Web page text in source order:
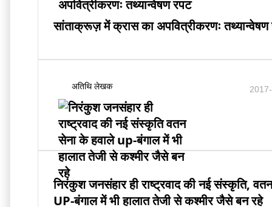
सांताक्रूज़ में क्रास का अपवित्रीकरणः तथ्यान्वेषण
अतिथि लेखक
निरंकुश जनसंहार ही राष्ट्रवाद की नई संस्कृति,
UP-बंगाल में भी हालात तेजी से कश्मीर जैसे बन रहे